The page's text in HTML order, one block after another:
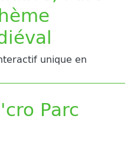
unique en
Parc